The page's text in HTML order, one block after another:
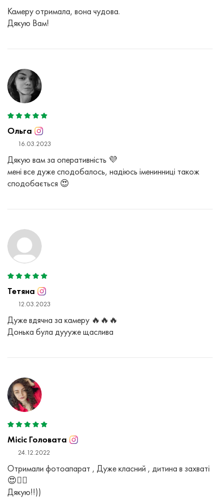
Камеру отримала, вона чудова.
Дякую Вам!
Ольга
16.03.2023
Дякую вам за оперативність 💜
мені все дуже сподобалось, надіюсь іменинниці також
сподобається 😍
Тетяна
12.03.2023
Дуже вдячна за камеру 🔥🔥🔥
Донька була дуууже щаслива
Місіс Головата
24.12.2022
Отримали фотоапарат , Дуже класний , дитина в захваті
😍❤️‍🔥
Дякую!!))